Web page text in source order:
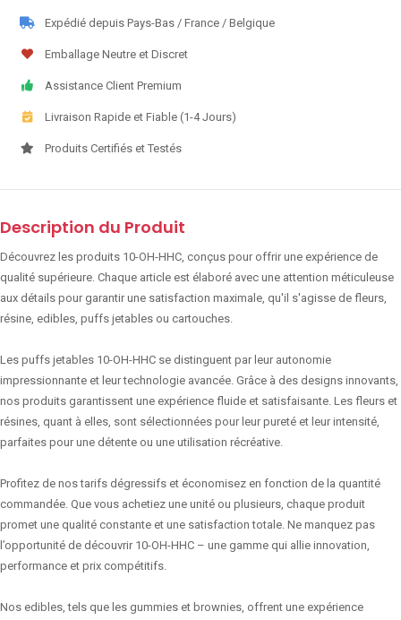
Expédié depuis Pays-Bas / France / Belgique
Emballage Neutre et Discret
Assistance Client Premium
Livraison Rapide et Fiable (1-4 Jours)
Produits Certifiés et Testés
Description du Produit
Découvrez les produits 10-OH-HHC, conçus pour offrir une expérience de
qualité supérieure. Chaque article est élaboré avec une attention méticuleuse
aux détails pour garantir une satisfaction maximale, qu'il s'agisse de fleurs,
résine, edibles, puffs jetables ou cartouches.
Les puffs jetables 10-OH-HHC se distinguent par leur autonomie
impressionnante et leur technologie avancée. Grâce à des designs innovants,
nos produits garantissent une expérience fluide et satisfaisante. Les fleurs et
résines, quant à elles, sont sélectionnées pour leur pureté et leur intensité,
parfaites pour une détente ou une utilisation récréative.
Profitez de nos tarifs dégressifs et économisez en fonction de la quantité
commandée. Que vous achetiez une unité ou plusieurs, chaque produit
promet une qualité constante et une satisfaction totale. Ne manquez pas
l’opportunité de découvrir 10-OH-HHC – une gamme qui allie innovation,
performance et prix compétitifs.
Nos edibles, tels que les gummies et brownies, offrent une expérience